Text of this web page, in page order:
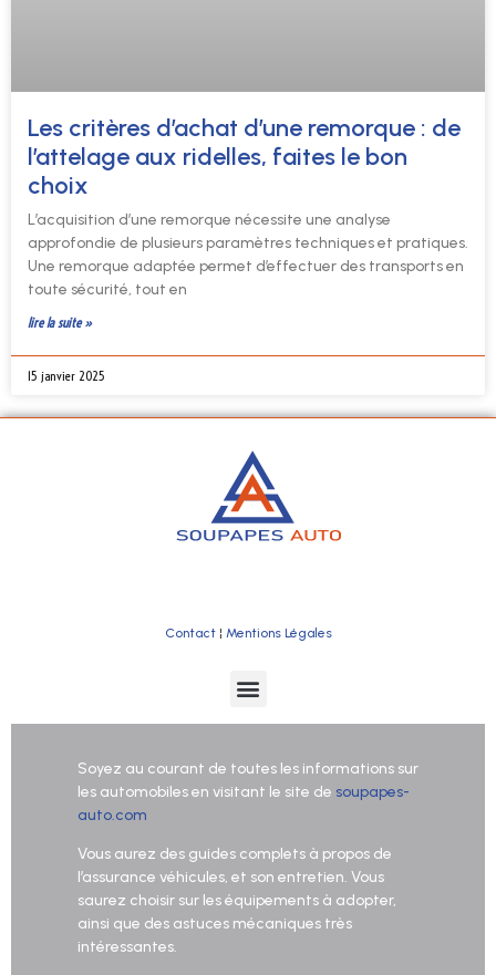
Les critères d’achat d’une remorque : de
l’attelage aux ridelles, faites le bon
choix
L’acquisition d’une remorque nécessite une analyse
approfondie de plusieurs paramètres techniques et pratiques.
Une remorque adaptée permet d’effectuer des transports en
toute sécurité, tout en
lire la suite »
15 janvier 2025
Contact¦ Mentions Légales
Soyez au courant de toutes les informations sur
les automobiles en visitant le site de soupapes-
auto.com
Vous aurez des guides complets à propos de
l’assurance véhicules, et son entretien. Vous
saurez choisir sur les équipements à adopter,
ainsi que des astuces mécaniques très
intéressantes.